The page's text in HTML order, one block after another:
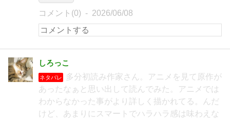
コメント(0) 2026/06/08
しろっこ
ネタバレ
多分初読み作家さん。アニメを見て原作が
あったなぁと思い出して読んでみた。アニメでは
わからなかった事がより詳しく描かれてる。んだ
けど、あまりにスマートでハラハラ感は味わえな